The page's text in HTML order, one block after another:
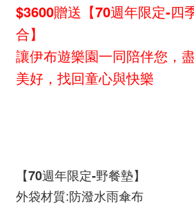
$3600贈送【70週年限定-四
合】
讓伊布遊樂園一同陪伴您，
美好，找回童心與快樂
【70週年限定-野餐墊】
外袋材質:防潑水雨傘布